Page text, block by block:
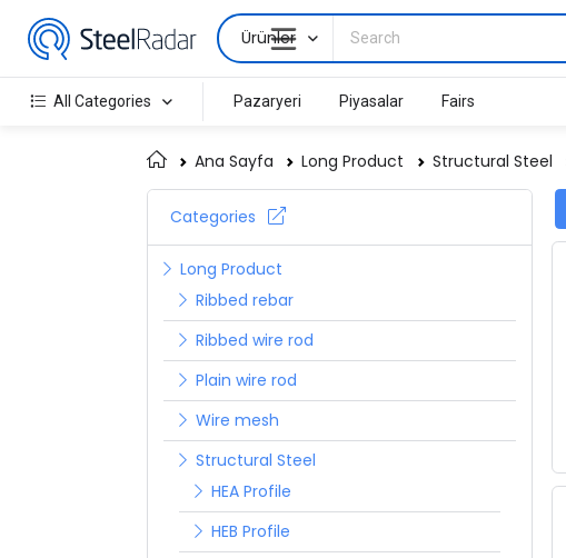
Ürünler
All Categories Pazaryeri Piyasalar Fairs
Ana Sayfa Long Product Structural Steel
Categories
Long Product
Ribbed rebar
Ribbed wire rod
Plain wire rod
Wire mesh
Structural Steel
HEA Profile
HEB Profile